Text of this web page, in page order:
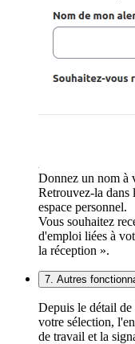
Donnez un nom à
Retrouvez-la dans
espace personnel.
Vous souhaitez
d'emploi liées à
la réception ».
7. Autres
Depuis le détail
votre sélection,
de travail et la